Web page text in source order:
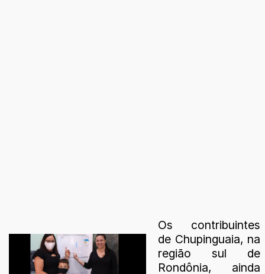
Os contribuintes
de Chupinguaia, na
região sul de
Rondônia, ainda